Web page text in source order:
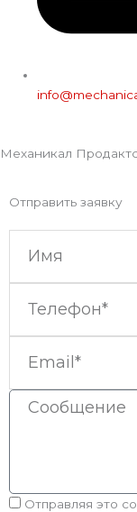
Механикал
Отправить заявку
Сообщение
Соглашение
Отправляя это